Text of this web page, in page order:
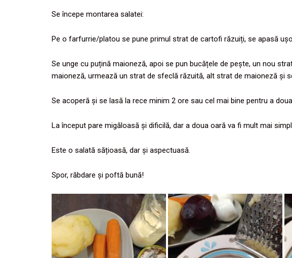
Se începe montarea salatei:
Pe o farfurrie/platou se pune primul strat de cartofi răzuiți, se apasă
Se unge cu puțină maioneză, apoi se pun bucățele de pește, un nou
maioneză, urmează un strat de sfeclă răzuită, alt strat de maioneză și
Se acoperă și se lasă la rece minim 2 ore sau cel mai bine pentru a
La început pare migăloasă și dificilă, dar a doua oară va fi mult mai
Este o salată sățioasă, dar și aspectuasă.
Spor, răbdare și poftă bună!